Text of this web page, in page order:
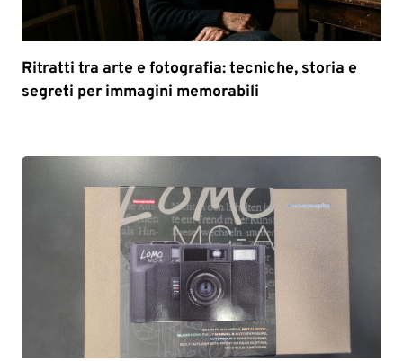
Ritratti tra arte e fotografia: tecniche, storia e
segreti per immagini memorabili